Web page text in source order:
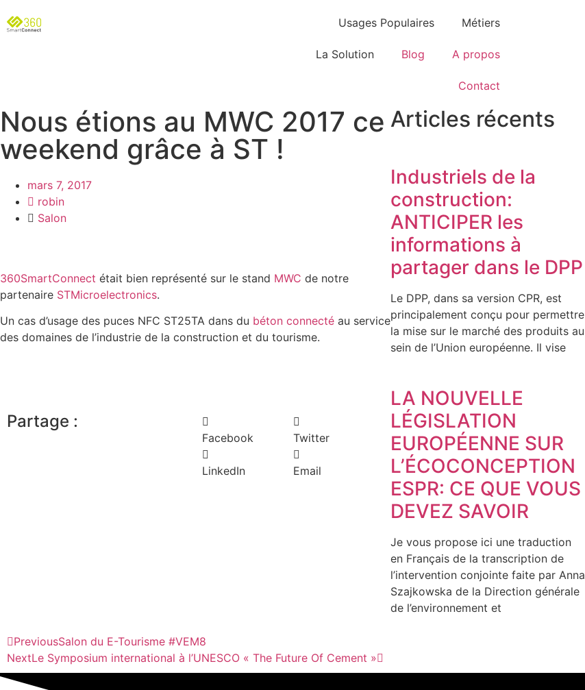
Usages Populaires Métiers
La Solution Blog A propos
Contact
Nous étions au MWC 2017 ce
weekend grâce à ST !
mars 7, 2017
robin
Salon
360SmartConnect était bien représenté sur le stand MWC de notre
partenaire STMicroelectronics.
Un cas d’usage des puces NFC ST25TA dans du béton connecté au service
des domaines de l’industrie de la construction et du tourisme.
Partage :
Facebook Twitter
LinkedIn Email
Articles récents
Industriels de la
construction:
ANTICIPER les
informations à
partager dans le DPP
Le DPP, dans sa version CPR, est
principalement conçu pour permettre
la mise sur le marché des produits au
sein de l’Union européenne. Il vise
LA NOUVELLE
LÉGISLATION
EUROPÉENNE SUR
L’ÉCOCONCEPTION
ESPR: CE QUE VOUS
DEVEZ SAVOIR
Je vous propose ici une traduction
en Français de la transcription de
l’intervention conjointe faite par Anna
Szajkowska de la Direction générale
de l’environnement et
PreviousSalon du E-Tourisme #VEM8
NextLe Symposium international à l’UNESCO « The Future Of Cement »